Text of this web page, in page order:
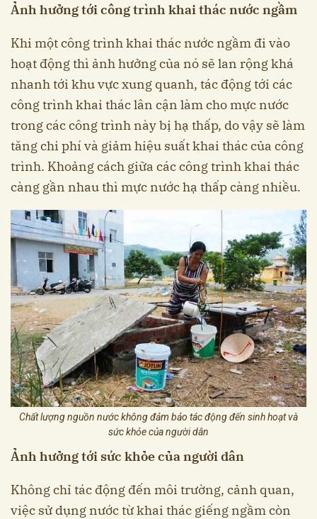
Ảnh hưởng tới công trình khai thác nước ngầm
Khi một công trình khai thác nước ngầm đi vào
hoạt động thì ảnh hưởng của nó sẽ lan rộng khá
nhanh tới khu vực xung quanh, tác động tới các
công trình khai thác lân cận làm cho mực nước
trong các công trình này bị hạ thấp, do vậy sẽ làm
tăng chi phí và giảm hiệu suất khai thác của công
trình. Khoảng cách giữa các công trình khai thác
càng gần nhau thì mực nước hạ thấp càng nhiều.
Chất lượng nguồn nước không đảm bảo tác động đến sinh hoạt và
sức khỏe của người dân
Ảnh hưởng tới sức khỏe của người dân
Không chỉ tác động đến môi trường, cảnh quan,
việc sử dụng nước từ khai thác giếng ngầm còn